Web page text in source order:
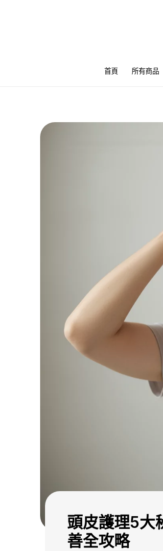
首頁 所有商品
頭皮護理5大
善全攻略